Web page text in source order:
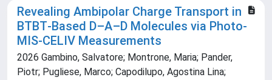
Revealing Ambipolar Charge Transport in
BTBT‐Based D–A–D Molecules via Photo‐
MIS‐CELIV Measurements
2026 Gambino, Salvatore; Montrone, Maria; Pander,
Piotr; Pugliese, Marco; Capodilupo, Agostina Lina;